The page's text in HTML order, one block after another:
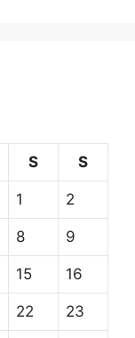
S S
1 2
8 9
15 16
22 23